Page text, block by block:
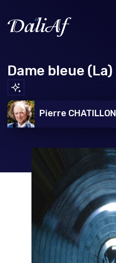
Dame bleue (La)
Pierre CHATILLON